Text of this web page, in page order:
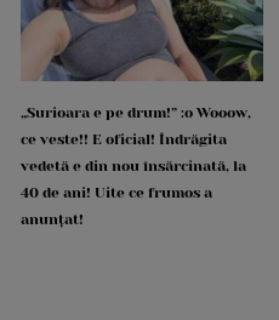
„Surioara e pe drum!” :o Wooow,
ce veste!! E oficial! Îndrăgita
vedetă e din nou însărcinată, la
40 de ani! Uite ce frumos a
anunțat!